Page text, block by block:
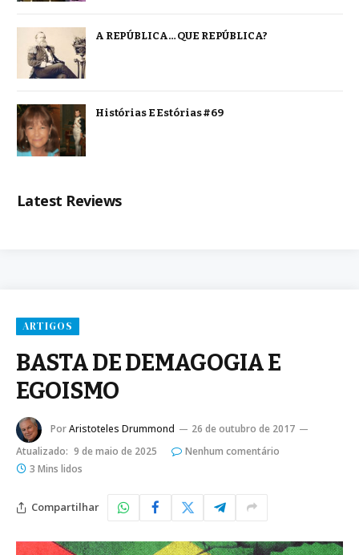
A REPÚBLICA… QUE REPÚBLICA?
Histórias E Estórias #69
Latest Reviews
ARTIGOS
BASTA DE DEMAGOGIA E
EGOISMO
PorAristoteles Drummond
26 de outubro de 2017
Atualizado: 9 de maio de 2025
Nenhum comentário
3 Mins lidos
Compartilhar